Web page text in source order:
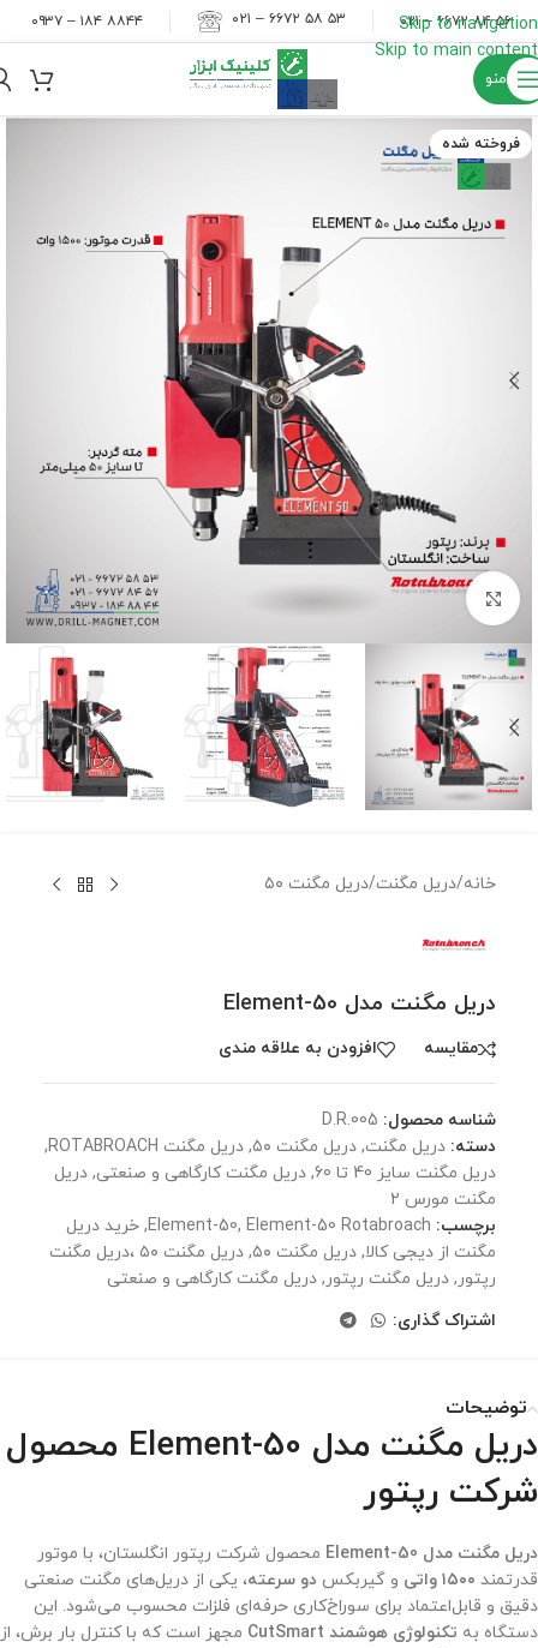
Skip to navigation
Skip to main content
۵۶ ۸۴ ۶۶۷۲ – ۰۲۱ ۵۳ ۵۸ ۶۶۷۲ – ۰۲۱ ۸۸۴۴ ۱۸۴ – ۰۹۳۷
منو
فروخته شده
برای بزرگنمایی کلیک کنید
خانه/دریل مگنت/دریل مگنت ۵۰
دریل مگنت مدل Element-50
مقايسه افزودن به علاقه مندی
شناسه محصول: D.R.005
دسته: دریل مگنت, دریل مگنت ۵۰ , دریل مگنت ROTABROACH
,
دریل مگنت سایز 40 تا 60
, دریل مگنت کارگاهی و صنعتی, دریل
مگنت مورس 2
برچسب:
Element-50, Element-50 Rotabroach
, خرید دریل
مگنت از دیجی کالا, دریل مگنت ۵۰ ,
دریل مگنت ۵۰ ،‌دریل مگنت
رپتور , دریل مگنت رپتور , دریل مگنت کارگاهی و صنعتی
اشتراک گذاری:
توضیحات
دریل مگنت مدل Element-50 محصول
شرکت رپتور
دریل مگنت مدل Element-50
محصول شرکت رپتور انگلستان، با موتور
قدرتمند ۱۵۰۰ واتی و گیربکس دو سرعته، یکی از دریل‌های مگنت صنعتی
دقیق و قابل‌اعتماد برای سوراخ‌کاری حرفه‌ای فلزات محسوب می‌شود. این
دستگاه به تکنولوژی هوشمند CutSmart
مجهز است که با کنترل بار برش، از